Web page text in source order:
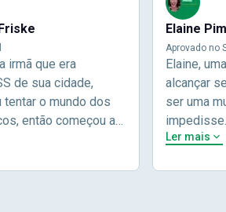
irmã que era
de sua cidade,
o mundo dos
então começou a
gratuito que a
Elaine
Aprovado no
Elaine,
alcançar
ser uma
concursos
Ler mais